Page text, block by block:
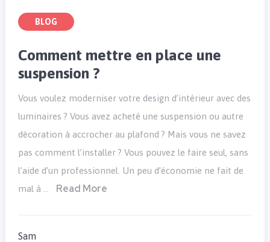
BLOG
Comment mettre en place une
suspension ?
Vous voulez moderniser votre design d’intérieur avec des
luminaires ? Vous avez acheté une suspension ou autre
décoration à accrocher au plafond ? Mais vous ne savez
pas comment l’installer ? Vous pouvez le faire seul, sans
l’aide d’un professionnel. Un peu d’économie ne fait de
mal à …
Read More
Sam